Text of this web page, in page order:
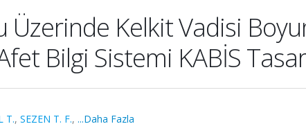
Üzerinde Kelkit Vadisi
Bilgi Sistemi KABİS
T., SEZEN T. F., ...Daha Fazla